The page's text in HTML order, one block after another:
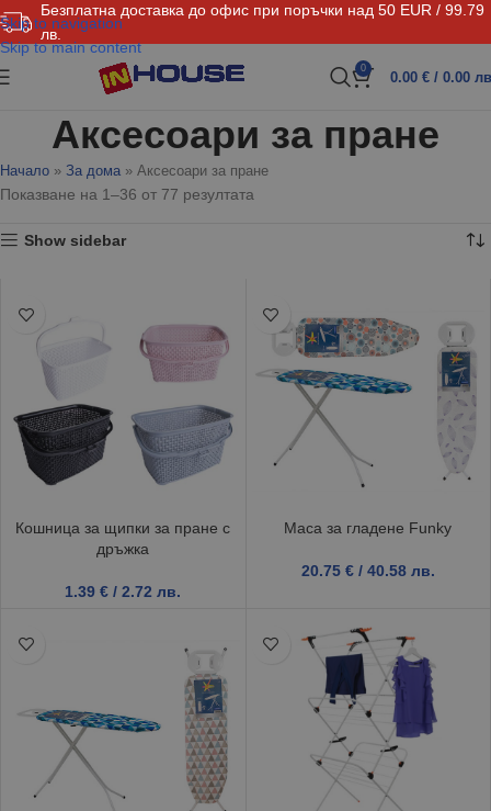
Безплатна доставка до офис при поръчки над 50 EUR / 99.79
лв.
Skip to navigation
Skip to main content
0
0.00 € / 0.00
Аксесоари за пране
Начало » За дома » Аксесоари за пране
Показване на 1–36 от 77 резултата
Show sidebar
Кошница за щипки за пране с
дръжка
1.39€ / 2.72 лв.
Маса за гладене Funky
20.75 € / 40.58 лв.